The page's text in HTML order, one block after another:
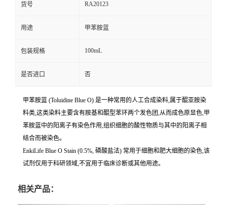
货号 RA20123
用途 甲苯胺蓝
包装规格 100mL
是否进口 否
甲苯胺蓝 (Toluidine Blue O) 是一种常用的人工合成染料,属于醌亚胺染
料类,这类染料主要含有胺基和醌型苯环两个发色团,从而成色原显色,甲
苯胺蓝中的阳离子有染色作用,组织细胞的酸性物质与其中的阳离子相
结合而被染色。
EnkiLife Blue O Stain (0.5%, 磷酸盐法) 常用于细胞和肥大细胞的染色,该
试剂仅用于科研领域,不宜用于临床诊断或其他用途。
相关产品：